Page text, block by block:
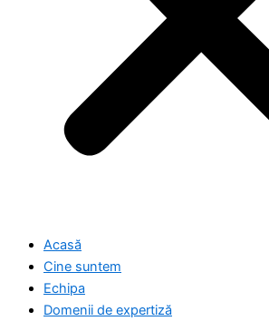
Acasă
Cine suntem
Echipa
Domenii de expertiză